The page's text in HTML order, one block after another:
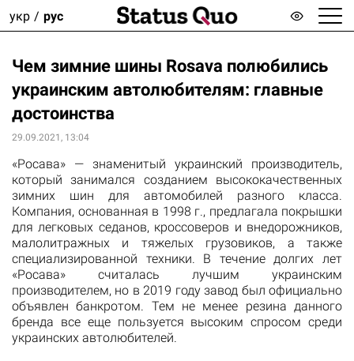
укр рус
Чем зимние шины Rosava полюбились
украинским автолюбителям: главные
достоинства
29.09.2021, 13:04
«Росава» — знаменитый украинский производитель,
который занимался созданием высококачественных
зимних шин для автомобилей разного класса.
Компания, основанная в 1998 г., предлагала покрышки
для легковых седанов, кроссоверов и внедорожников,
малолитражных и тяжелых грузовиков, а также
специализированной техники. В течение долгих лет
«Росава» считалась лучшим украинским
производителем, но в 2019 году завод был официально
объявлен банкротом. Тем не менее резина данного
бренда все еще пользуется высоким спросом среди
украинских автолюбителей.